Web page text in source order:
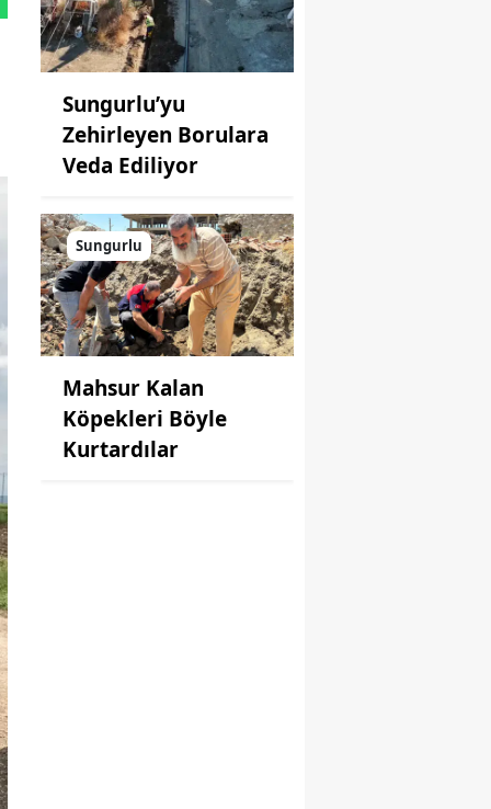
Sungurlu’yu
Zehirleyen Borulara
Veda Ediliyor
Sungurlu
Mahsur Kalan
Köpekleri Böyle
Kurtardılar